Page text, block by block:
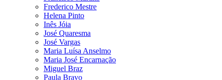
Frederico Mestre
Helena Pinto
Inês Jóia
José Quaresma
José Vargas
Maria Luísa Anselmo
Maria José Encarnação
Miguel Braz
Paula Bravo